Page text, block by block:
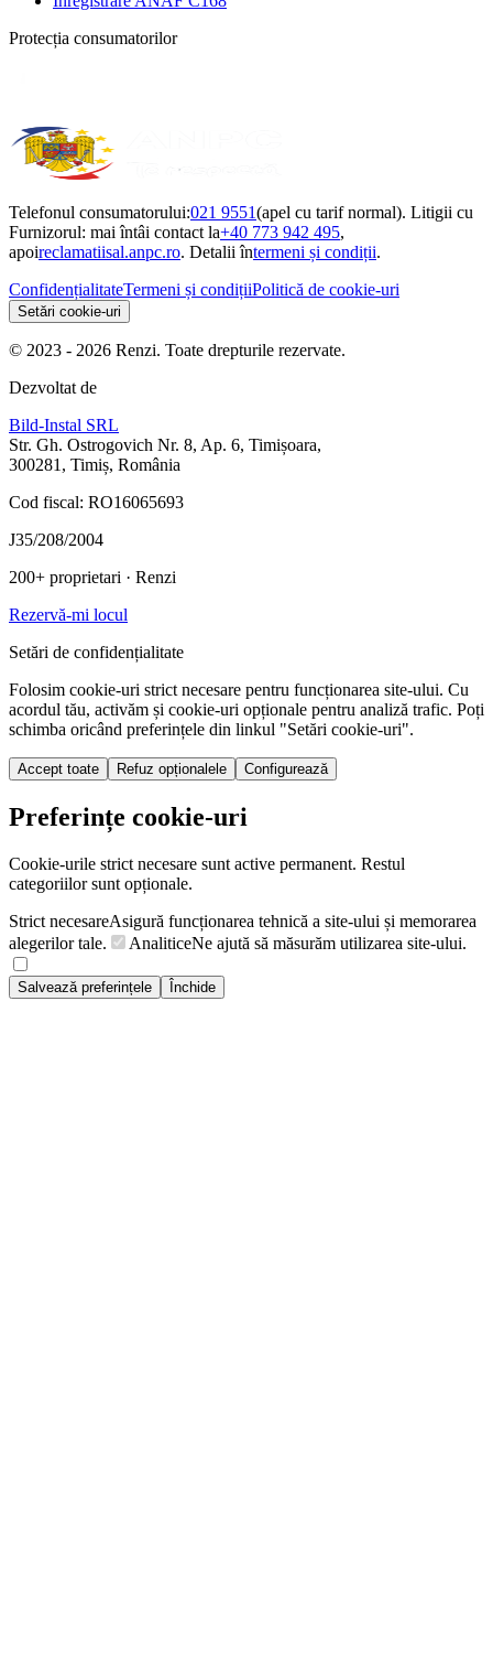
Protecția consumatorilor
Telefonul consumatorului:021 9551(apel cu tarif normal). Litigii cu
Furnizorul: mai întâi contact la+40 773 942 495,
apoireclamatiisal.anpc.ro. Detalii întermeni și condiții.
ConfidențialitateTermeni și condițiiPolitică de cookie-uri
Setări cookie-uri
© 2023 - 2026 Renzi. Toate drepturile rezervate.
Dezvoltat de
Bild-Instal SRL
Str. Gh. Ostrogovich Nr. 8, Ap. 6, Timișoara,
300281, Timiș, România
Cod fiscal: RO16065693
J35/208/2004
200+ proprietari · Renzi
Rezervă-mi locul
Setări de confidențialitate
Folosim cookie-uri strict necesare pentru funcționarea site-ului. Cu
acordul tău, activăm și cookie-uri opționale pentru analiză trafic. Poți
schimba oricând preferințele din linkul "Setări cookie-uri".
Accept toate Refuz opționalele Configurează
Preferințe cookie-uri
Cookie-urile strict necesare sunt active permanent. Restul
categoriilor sunt opționale.
Strict necesareAsigură funcționarea tehnică a site-ului și memorarea
alegerilor tale.
AnaliticeNe ajută să măsurăm utilizarea site-ului.
Salvează preferințele Închide